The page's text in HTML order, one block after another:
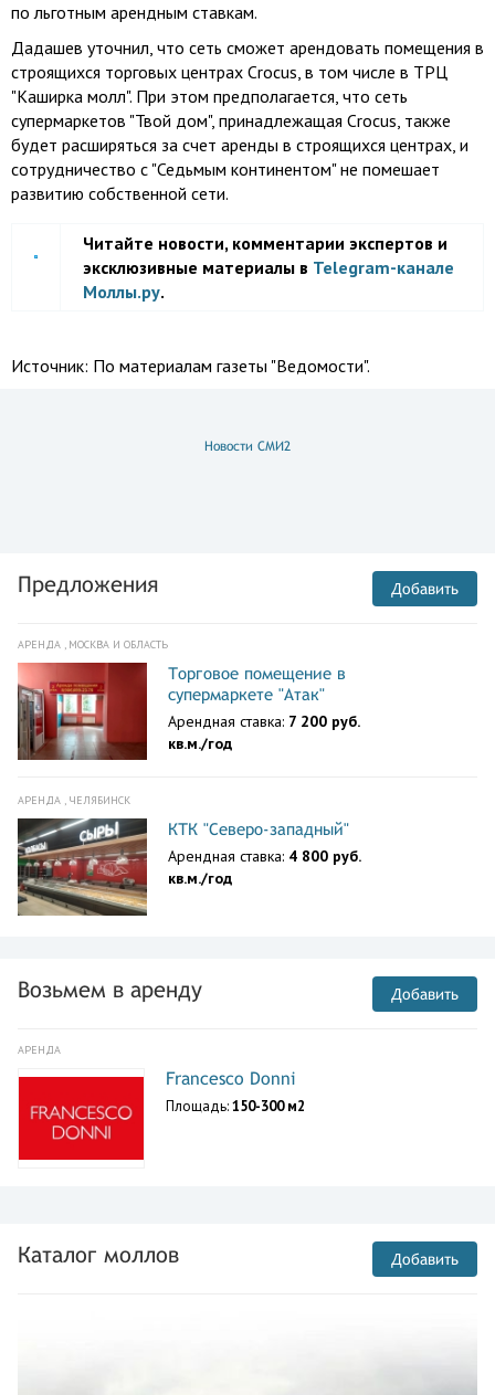
по льготным арендным ставкам.
Дадашев уточнил, что сеть сможет арендовать помещения в
строящихся торговых центрах Crocus, в том числе в ТРЦ
"Каширка молл". При этом предполагается, что сеть
супермаркетов "Твой дом", принадлежащая Crocus, также
будет расширяться за счет аренды в строящихся центрах, и
сотрудничество с "Седьмым континентом" не помешает
развитию собственной сети.
Читайте новости, комментарии экспертов и
эксклюзивные материалы в Telegram-канале
Моллы.ру.
Источник: По материалам газеты "Ведомости".
Новости СМИ2
Предложения Добавить
АРЕНДА , МОСКВА И ОБЛАСТЬ
Торговое помещение в
супермаркете "Атак"
Арендная ставка: 7 200 руб.
кв.м./год
АРЕНДА , ЧЕЛЯБИНСК
КТК "Северо-западный"
Арендная ставка: 4 800 руб.
кв.м./год
Возьмем в аренду Добавить
АРЕНДА
Francesco Donni
Площадь:150-300 м2
Каталог моллов Добавить